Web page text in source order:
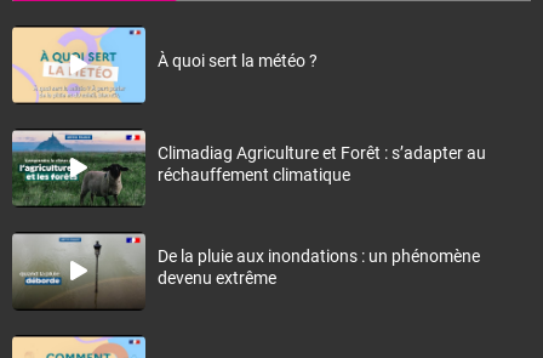
À quoi sert la météo ?
Climadiag Agriculture et Forêt : s’adapter au
réchauffement climatique
De la pluie aux inondations : un phénomène
devenu extrême